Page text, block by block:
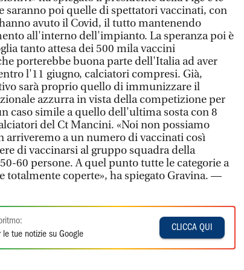
saranno poi quelle di spettatori vaccinati, con
avuto il Covid, il tutto mantenendo
all'interno dell'impianto. La speranza poi è
tanto attesa dei 500 mila vaccini
porterebbe buona parte dell'Italia ad aver
l'11 giugno, calciatori compresi. Già,
sarà proprio quello di immunizzare il
azzurra in vista della competizione per
caso simile a quello dell'ultima sosta con 8
del Ct Mancini. «Noi non possiamo
arriveremo a un numero di vaccinati così
di vaccinarsi al gruppo squadra della
60 persone. A quel punto tutte le categorie a
totalmente coperte», ha spiegato Gravina. —
le tue notizie su Google
CLICCA QUI